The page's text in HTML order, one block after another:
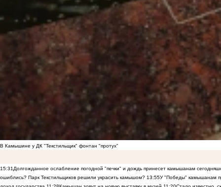
В Камышине у ДК "Текстильщик" фонтан "протух"
15:31Долгожданное ослабление погодной "печки" и дождь принесет камышанам
ошиблись? Парк Текстильщиков решили украсить камышом? 13:55У "Победы" камышанам